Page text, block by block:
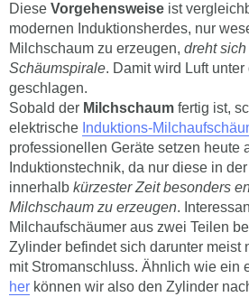
Diese Vorgehensweise ist
modernen Induktionsherdes, nur
Milchschaum zu erzeugen, dreht
Schäumspirale. Damit wird Luft
geschlagen.
Sobald der Milchschaum fertig ist,
elektrische Induktions-
professionellen Geräte setzen heute
Induktionstechnik, da nur diese in
innerhalb kürzester Zeit besonders
Milchschaum zu erzeugen.
Milchaufschäumer aus zwei Teilen
Zylinder befindet sich darunter meist
mit Stromanschluss. Ähnlich wie ein
her können wir also den Zylinder